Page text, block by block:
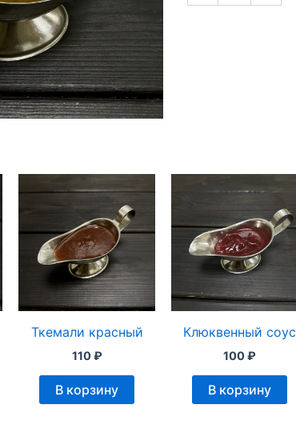
Ткемали красный
110₽
В корзину
Клюквенный соус
100₽
В корзину